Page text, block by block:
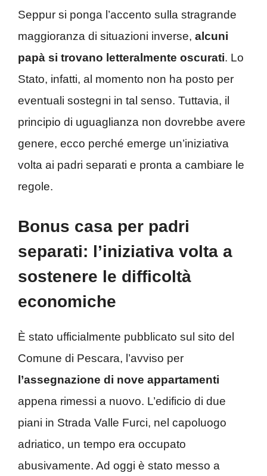
Seppur si ponga l’accento sulla stragrande
maggioranza di situazioni inverse, alcuni
papà si trovano letteralmente oscurati. Lo
Stato, infatti, al momento non ha posto per
eventuali sostegni in tal senso. Tuttavia, il
principio di uguaglianza non dovrebbe avere
genere, ecco perché emerge un’iniziativa
volta ai padri separati e pronta a cambiare le
regole.
Bonus casa per padri
separati: l’iniziativa volta a
sostenere le difficoltà
economiche
È stato ufficialmente pubblicato sul sito del
Comune di Pescara, l’avviso per
l’assegnazione di nove appartamenti
appena rimessi a nuovo. L’edificio di due
piani in Strada Valle Furci, nel capoluogo
adriatico, un tempo era occupato
abusivamente. Ad oggi è stato messo a